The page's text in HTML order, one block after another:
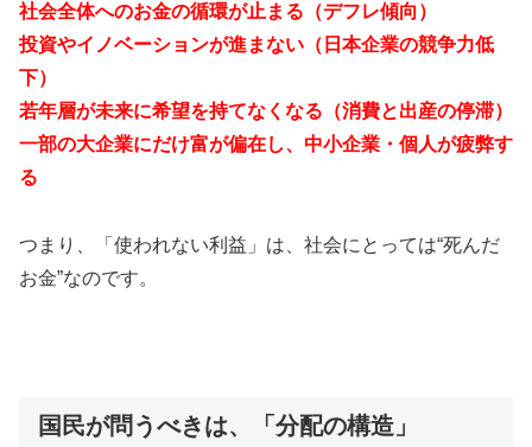
社会全体へのお金の循環が止まる（デフレ傾向）
投資やイノベーションが進まない（日本企業の競争力低
下）
若年層が未来に希望を持てなくなる（消費と出産の停滞）
一部の大企業にだけ富が偏在し、中小企業・個人が疲弊す
る
つまり、「使われない利益」は、社会にとっては“死んだ
お金”なのです。
国民が問うべきは、「分配の構造」